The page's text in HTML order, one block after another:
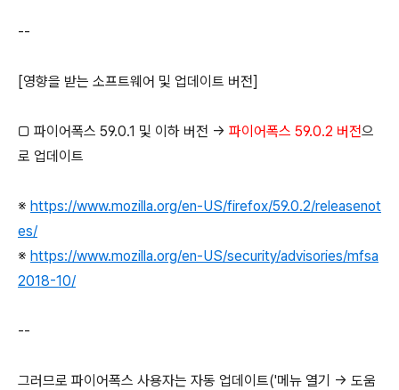
--
[영향을 받는 소프트웨어 및 업데이트 버전]
□ 파이어폭스 59.0.1 및 이하 버전 → 파이어폭스 59.0.2 버전으
로 업데이트
※ https://www.mozilla.org/en-US/firefox/59.0.2/releasenot
es/
※ https://www.mozilla.org/en-US/security/advisories/mfsa
2018-10/
--
그러므로 파이어폭스 사용자는 자동 업데이트('메뉴 열기 → 도움